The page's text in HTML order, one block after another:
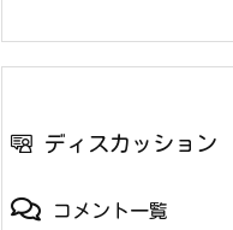
ディスカッション
コメント一覧